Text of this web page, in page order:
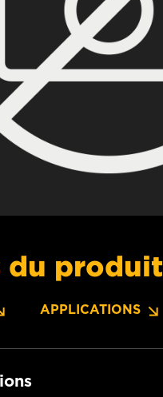
du produit
APPLICATIONS